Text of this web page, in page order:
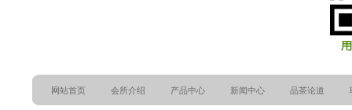
网站首页 会所介绍 产品中心 新闻中心 品茶论道